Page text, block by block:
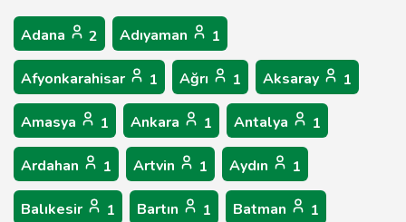
Adana 2 Adıyaman 1
Afyonkarahisar 1 Ağrı 1 Aksaray 1
Amasya 1 Ankara 1 Antalya 1
Ardahan 1 Artvin 1 Aydın 1
Balıkesir 1 Bartın 1 Batman 1